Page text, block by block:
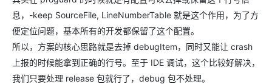
息，-keep SourceFile, LineNumberTable 就是这个作用，为了方
便定位问题，基本所有的开发都保留了这个配置。
所以，方案的核心思路就是去掉 debugItem，同时又能让 crash
上报的时候能拿到正确的行号。至于 IDE 调试，这个比较好解决，
我们只要处理 release 包就行了，debug 包不处理。